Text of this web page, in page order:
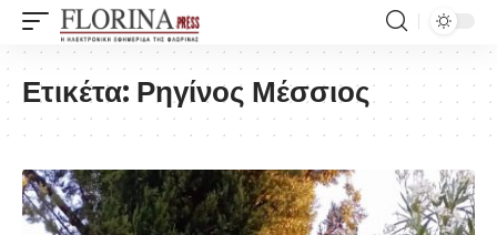
Ετικέτα: Ρηγίνος Μέσσιος